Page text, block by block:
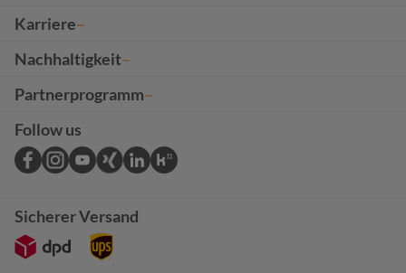
Karriere
Nachhaltigkeit
Partnerprogramm
Follow us
Sicherer Versand